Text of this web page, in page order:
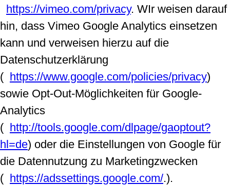
https://vimeo.com/privacy. WIr weisen darauf
hin, dass Vimeo Google Analytics einsetzen
kann und verweisen hierzu auf die
Datenschutzerklärung
( https://www.google.com/policies/privacy)
sowie Opt-Out-Möglichkeiten für Google-
Analytics
( http://tools.google.com/dlpage/gaoptout?
hl=de) oder die Einstellungen von Google für
die Datennutzung zu Marketingzwecken
( https://adssettings.google.com/.).